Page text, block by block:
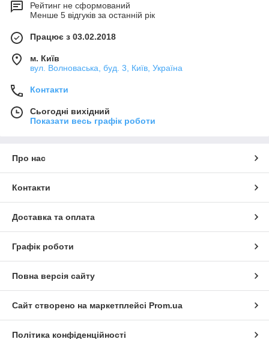
Рейтинг не сформований
Менше 5 відгуків за останній рік
Працює з 03.02.2018
м. Київ
вул. Волноваська, буд. 3, Київ, Україна
Контакти
Сьогодні вихідний
Показати весь графік роботи
Про нас
Контакти
Доставка та оплата
Графік роботи
Повна версія сайту
Сайт створено на маркетплейсі Prom.ua
Політика конфіденційності